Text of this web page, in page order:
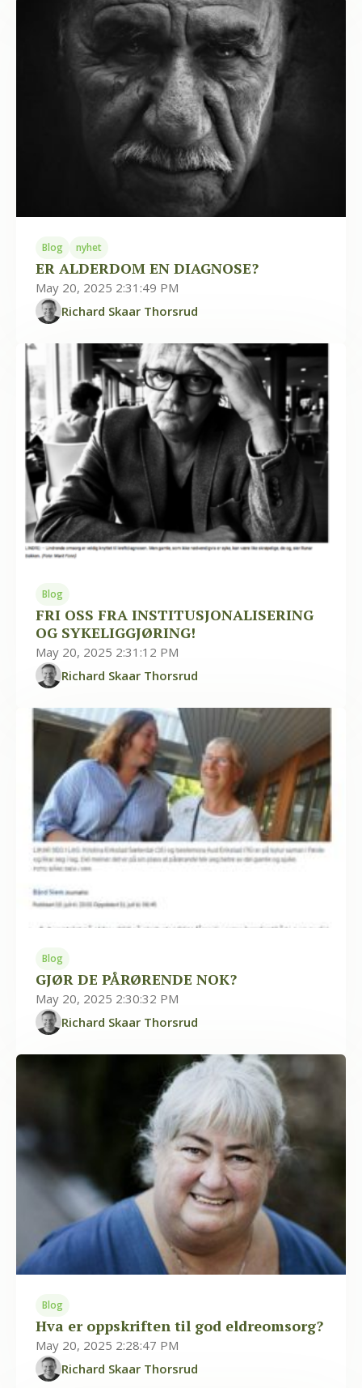
Blog nyhet
ER ALDERDOM EN DIAGNOSE?
May 20, 2025 2:31:49 PM
Richard Skaar Thorsrud
Blog
FRI OSS FRA INSTITUSJONALISERING
OG SYKELIGGJØRING!
May 20, 2025 2:31:12 PM
Richard Skaar Thorsrud
Blog
GJØR DE PÅRØRENDE NOK?
May 20, 2025 2:30:32 PM
Richard Skaar Thorsrud
Blog
Hva er oppskriften til god eldreomsorg?
May 20, 2025 2:28:47 PM
Richard Skaar Thorsrud